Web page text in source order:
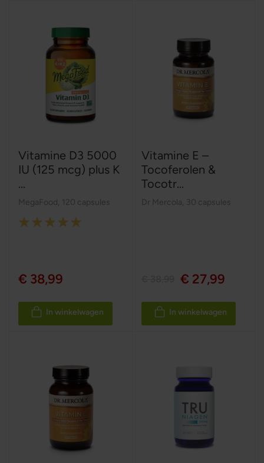
Vitamine D3 5000
IU (125 mcg) plus K
...
MegaFood 120 capsules
Rating:
€ 38,99
In winkelwagen
Vitamine E –
Tocoferolen &
Tocotr...
Dr Mercola 30 capsules
€ 27,99
In winkelwagen